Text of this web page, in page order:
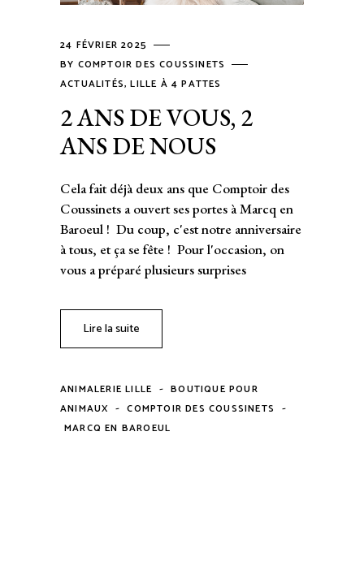
24 FÉVRIER 2025
BY COMPTOIR DES COUSSINETS
ACTUALITÉS,LILLE À 4 PATTES
2 ANS DE VOUS, 2
ANS DE NOUS
Cela fait déjà deux ans que Comptoir des
Coussinets a ouvert ses portes à Marcq en
Baroeul ! Du coup, c'est notre anniversaire
à tous, et ça se fête ! Pour l'occasion, on
vous a préparé plusieurs surprises
Lire la suite
ANIMALERIE LILLE - BOUTIQUE POUR
ANIMAUX - COMPTOIR DES COUSSINETS -
MARCQ EN BAROEUL